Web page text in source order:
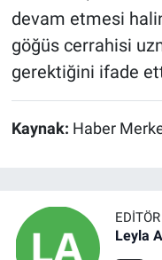
devam etmesi
göğüs cerrahisi
gerektiğini ifade
Kaynak: Haber
Leyla